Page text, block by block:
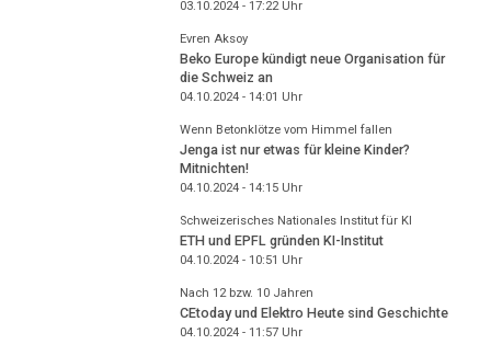
03.10.2024 - 17:22Uhr
Evren Aksoy
Beko Europe kündigt neue Organisation für
die Schweiz an
04.10.2024 - 14:01 Uhr
Wenn Betonklötze vom Himmel fallen
Jenga ist nur etwas für kleine Kinder?
Mitnichten!
04.10.2024 - 14:15Uhr
Schweizerisches Nationales Institut für KI
ETH und EPFL gründen KI-Institut
04.10.2024 - 10:51 Uhr
Nach 12 bzw. 10 Jahren
CEtoday und Elektro Heute sind Geschichte
04.10.2024 - 11:57Uhr